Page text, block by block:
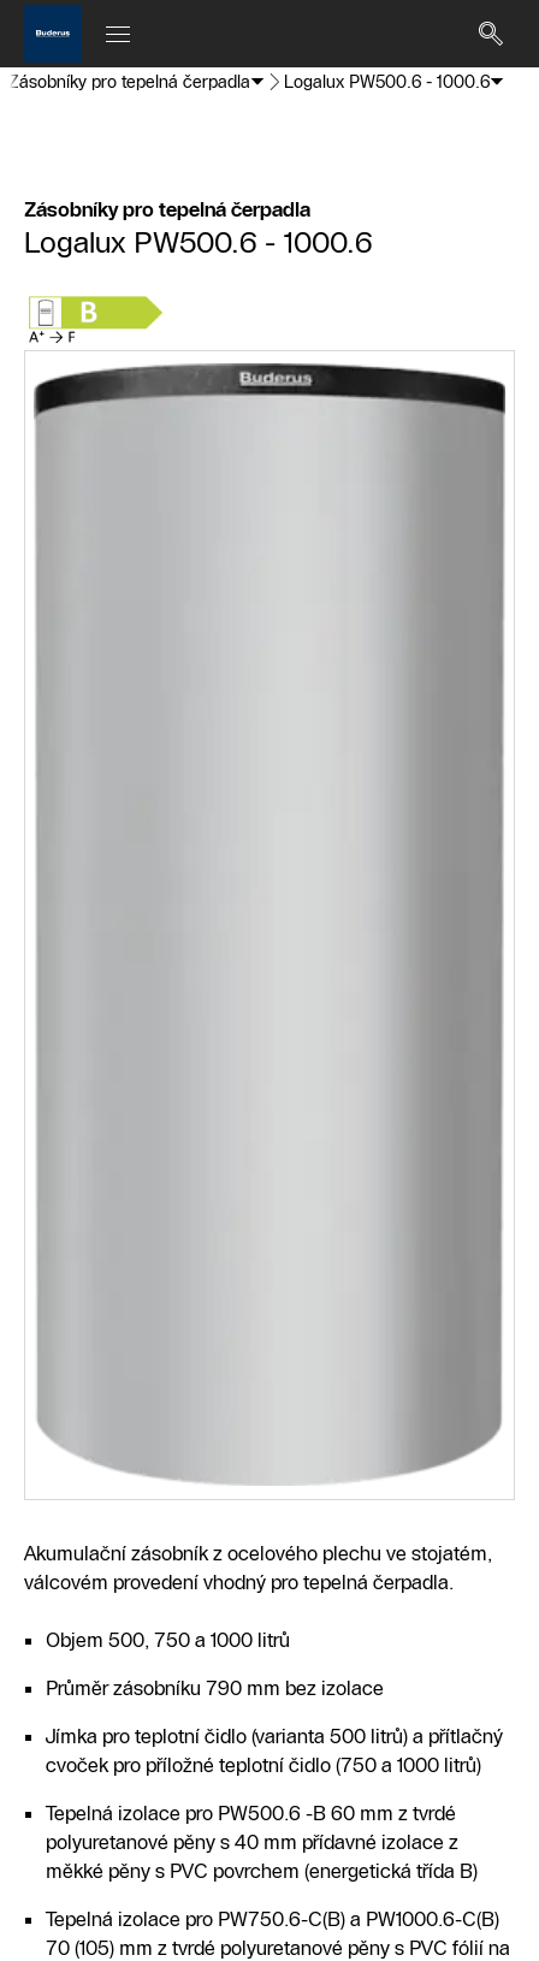
Zásobníky pro tepelná čerpadla Logalux PW500.6 - 1000.6
Zásobníky pro tepelná čerpadla
Logalux PW500.6 - 1000.6
Akumulační zásobník z ocelového plechu ve stojatém,
válcovém provedení vhodný pro tepelná čerpadla.
Objem 500, 750 a 1000 litrů
Průměr zásobníku 790 mm bez izolace
Jímka pro teplotní čidlo (varianta 500 litrů) a přítlačný
cvoček pro příložné teplotní čidlo (750 a 1000 litrů)
Tepelná izolace pro PW500.6 -B 60 mm z tvrdé
polyuretanové pěny s 40 mm přídavné izolace z
měkké pěny s PVC povrchem (energetická třída B)
Tepelná izolace pro PW750.6-C(B) a PW1000.6-C(B)
70 (105) mm z tvrdé polyuretanové pěny s PVC fólií na